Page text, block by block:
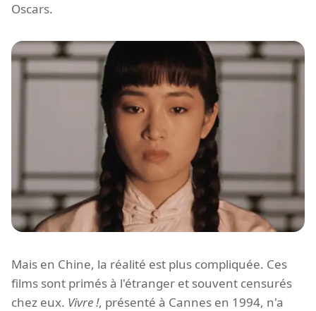
Oscars.
Mais en Chine, la réalité est plus compliquée. Ces
films sont primés à l'étranger et souvent censurés
chez eux. Vivre !, présenté à Cannes en 1994, n'a